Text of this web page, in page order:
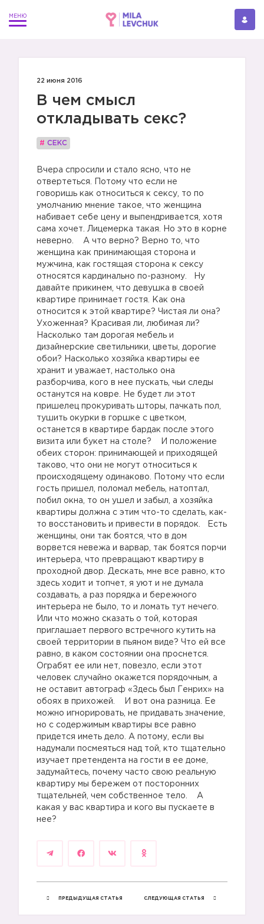
22 июня 2016
В чем смысл
откладывать секс?
# СЕКС
Вчера спросили и стало ясно, что не
отвертеться. Потому что если не
говоришь как относиться к сексу, то по
умолчанию мнение такое, что женщина
набивает себе цену и выпендривается, хотя
сама хочет. Лицемерка такая. Но это в корне
неверно. А что верно? Верно то, что
женщина как принимающая сторона и
мужчина, как гостящая сторона к сексу
относятся кардинально по-разному. Ну
давайте прикинем, что девушка в своей
квартире принимает гостя. Как она
относится к этой квартире? Чистая ли она?
Ухоженная? Красивая ли, любимая ли?
Насколько там дорогая мебель и
дизайнерские светильники, цветы, дорогие
обои? Насколько хозяйка квартиры ее
хранит и уважает, настолько она
разборчива, кого в нее пускать, чьи следы
останутся на ковре. Не будет ли этот
пришелец прокуривать шторы, пачкать пол,
тушить окурки в горшке с цветком,
останется в квартире бардак после этого
визита или букет на столе? И положение
обеих сторон: принимающей и приходящей
таково, что они не могут относиться к
происходящему одинаково. Потому что если
гость пришел, поломал мебель, натоптал,
побил окна, то он ушел и забыл, а хозяйка
квартиры должна с этим что-то сделать, как-
то восстановить и привести в порядок. Есть
женщины, они так боятся, что в дом
ворвется невежа и варвар, так боятся порчи
интерьера, что превращают квартиру в
проходной двор. Дескать, мне все равно, кто
здесь ходит и топчет, я уют и не думала
создавать, а раз порядка и бережного
интерьера не было, то и ломать тут нечего.
Или что можно сказать о той, которая
приглашает первого встречного кутить на
своей территории в пьяном виде? Что ей все
равно, в каком состоянии она проснется.
Ограбят ее или нет, повезло, если этот
человек случайно окажется порядочным, а
не оставит автограф «Здесь был Генрих» на
обоях в прихожей. И вот она разница. Ее
можно игнорировать, не придавать значение,
но с содержимым квартиры все равно
придется иметь дело. А потому, если вы
надумали посмеяться над той, кто тщательно
изучает претендента на гости в ее доме,
задумайтесь, почему часто свою реальную
квартиру мы бережем от посторонних
тщательней, чем собственное тело. А
какая у вас квартира и кого вы пускаете в
нее?
ПРЕДЫДУЩАЯ СТАТЬЯ СЛЕДУЮЩАЯ СТАТЬЯ